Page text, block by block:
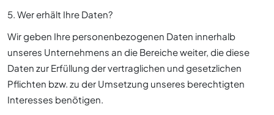
5. Wer erhält Ihre Daten?
Wir geben Ihre personenbezogenen Daten innerhalb
unseres Unternehmens an die Bereiche weiter, die diese
Daten zur Erfüllung der vertraglichen und gesetzlichen
Pflichten bzw. zu der Umsetzung unseres berechtigten
Interesses benötigen.